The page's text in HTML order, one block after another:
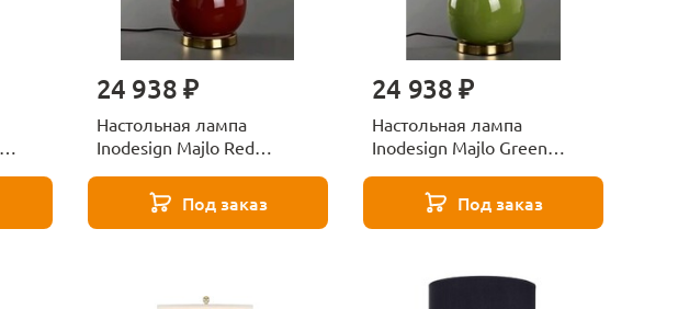
24 938 ₽
Настольная лампа
Inodesign Majlo Red
Под заказ
24 938 ₽
Настольная лампа
Inodesign Majlo Green
Под заказ